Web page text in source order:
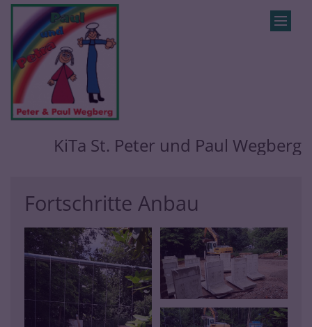
Zum Inhalt springen
KiTa St. Peter und Paul Wegberg
Fortschritte Anbau